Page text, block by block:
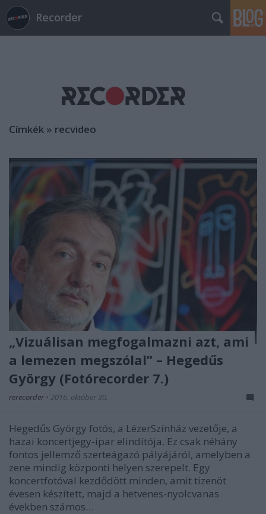
Recorder
Címkék » recvideo
„Vizuálisan megfogalmazni azt, ami
a lemezen megszólal” – Hegedűs
György (Fotórecorder 7.)
rerecorder • 2016. október 30.
Hegedűs György fotós, a LézerSzínház vezetője, a
hazai koncertjegy-ipar elindítója. Ez csak néhány
fontos jellemző szerteágazó pályájáról, amelyben a
zene mindig központi helyen szerepelt. Egy
koncertfotóval kezdődött minden, amit tizenöt
évesen készített, majd a hetvenes-nyolcvanas
években számos…